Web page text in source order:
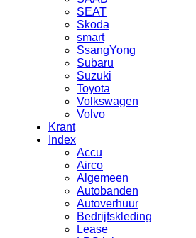
SEAT
Skoda
smart
SsangYong
Subaru
Suzuki
Toyota
Volkswagen
Volvo
Krant
Index
Accu
Airco
Algemeen
Autobanden
Autoverhuur
Bedrijfskleding
Lease